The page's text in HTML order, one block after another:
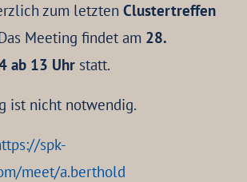
zum letzten Clustertreffen
Meeting findet am 28.
ab 13 Uhr statt.
ist nicht notwendig.
spk-
meet/a.berthold